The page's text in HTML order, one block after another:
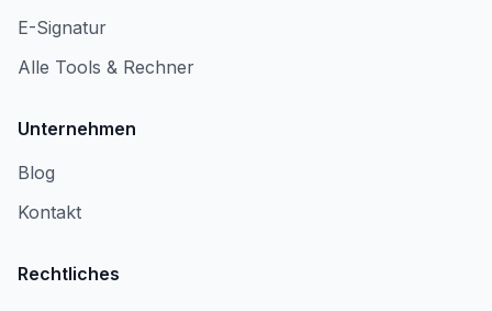
E-Signatur
Alle Tools & Rechner
Unternehmen
Blog
Kontakt
Rechtliches